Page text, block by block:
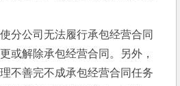
分公司无法履行承包经营合同
或解除承包经营合同。另外，
不善完不成承包经营合同任务